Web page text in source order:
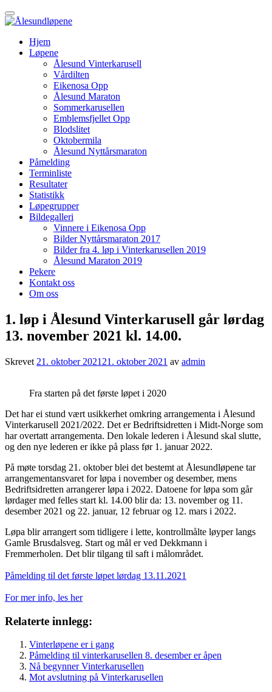
Veksle
navigasjon
Hjem
Løpene
Ålesund Vinterkarusell
Vårdilten
Eikenosa Opp
Ålesund Maraton
Sommerkarusellen
Emblemsfjellet Opp
Blodslitet
Oktobermila
Ålesund Nyttårsmaraton
Påmelding
Terminliste
Resultater
Statistikk
Løpegrupper
Bildegalleri
Vinnere i Eikenosa Opp
Bilder Nyttårsmaraton 2017
Bilder fra 4. løp i Vinterkarusellen 2019
Ålesund Maraton 2019
Pekere
Kontakt oss
Om oss
1. løp i Ålesund Vinterkarusell går lørdag
13. november 2021 kl. 14.00.
Skrevet 21. oktober 2021 21. oktober 2021 av admin
Fra starten på det første løpet i 2020
Det har ei stund vært usikkerhet omkring arrangementa i Ålesund
Vinterkarusell 2021/2022. Det er Bedriftsidretten i Midt-Norge som
har overtatt arrangementa. Den lokale lederen i Ålesund skal slutte,
og den nye lederen er ikke på plass før 1. januar 2022.
På møte torsdag 21. oktober blei det bestemt at Ålesundløpene tar
arrangementansvaret for løpa i november og desember, mens
Bedriftsidretten arrangerer løpa i 2022. Datoene for løpa som går
lørdager med felles start kl. 14.00 blir da: 13. november og 11.
desember 2021 og 22. januar, 12 februar og 12. mars i 2022.
Løpa blir arrangert som tidligere i lette, kontrollmålte løyper langs
Gamle Brusdalsveg. Start og mål er ved Dekkmann i
Fremmerholen. Det blir tilgang til saft i målområdet.
Påmelding til det første løpet lørdag 13.11.2021
For mer info, les her
Relaterte innlegg:
Vinterløpene er i gang
Påmelding til vinterkarusellen 8. desember er åpen
Nå begynner Vinterkarusellen
Mot avslutning på Vinterkarusellen